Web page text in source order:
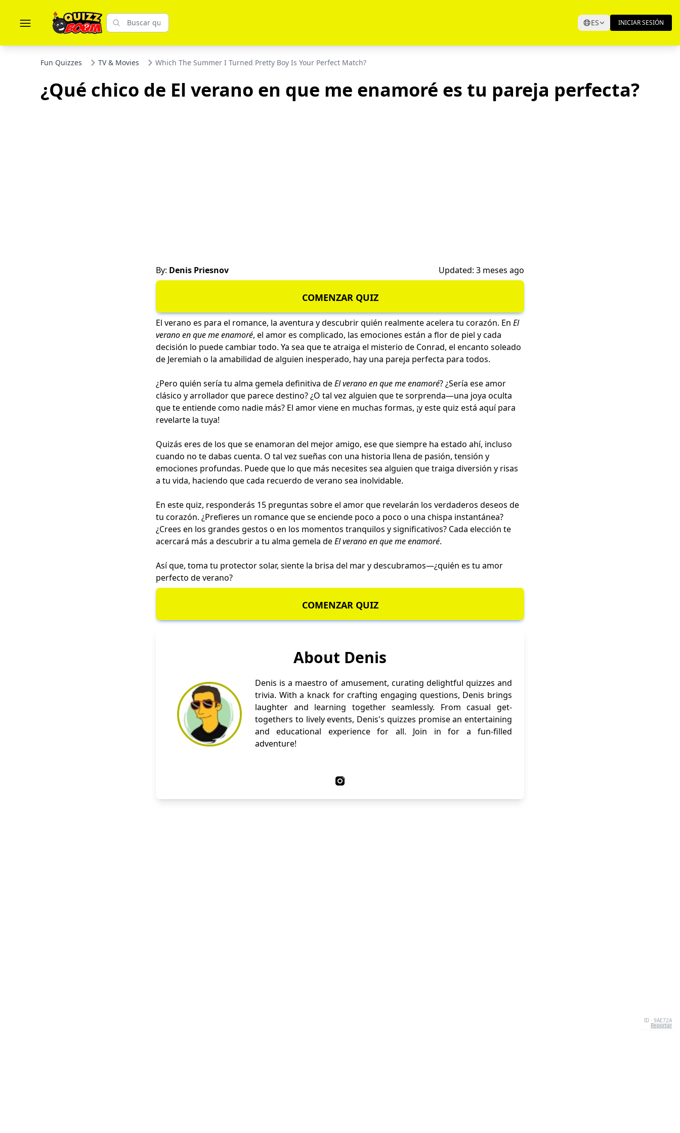
ES INICIAR SESIÓN
Fun Quizzes TV & Movies Which The Summer I Turned Pretty Boy Is Your Perfect Match?
¿Qué chico de El verano en que me enamoré es tu pareja perfecta?
By: Denis Priesnov Updated: 3 meses ago
COMENZAR QUIZ
El verano es para el romance, la aventura y descubrir quién realmente acelera tu corazón. En El
verano en que me enamoré, el amor es complicado, las emociones están a flor de piel y cada
decisión lo puede cambiar todo. Ya sea que te atraiga el misterio de Conrad, el encanto soleado
de Jeremiah o la amabilidad de alguien inesperado, hay una pareja perfecta para todos.
¿Pero quién sería tu alma gemela definitiva deEl verano en que me enamoré? ¿Sería ese amor
clásico y arrollador que parece destino? ¿O tal vez alguien que te sorprenda—una joya oculta
que te entiende como nadie más? El amor viene en muchas formas, ¡y este quiz está aquí para
revelarte la tuya!
Quizás eres de los que se enamoran del mejor amigo, ese que siempre ha estado ahí, incluso
cuando no te dabas cuenta. O tal vez sueñas con una historia llena de pasión, tensión y
emociones profundas. Puede que lo que más necesites sea alguien que traiga diversión y risas
a tu vida, haciendo que cada recuerdo de verano sea inolvidable.
En este quiz, responderás 15 preguntas sobre el amor que revelarán los verdaderos deseos de
tu corazón. ¿Prefieres un romance que se enciende poco a poco o una chispa instantánea?
¿Crees en los grandes gestos o en los momentos tranquilos y significativos? Cada elección te
acercará más a descubrir a tu alma gemela deEl verano en que me enamoré.
Así que, toma tu protector solar, siente la brisa del mar y descubramos—¿quién es tu amor
perfecto de verano?
COMENZAR QUIZ
About Denis
Denis is a maestro of amusement, curating delightful quizzes and
trivia. With a knack for crafting engaging questions, Denis brings
laughter and learning together seamlessly. From casual get-
togethers to lively events, Denis's quizzes promise an entertaining
and educational experience for all. Join in for a fun-filled
adventure!
ID · 9AE72A
Reportar